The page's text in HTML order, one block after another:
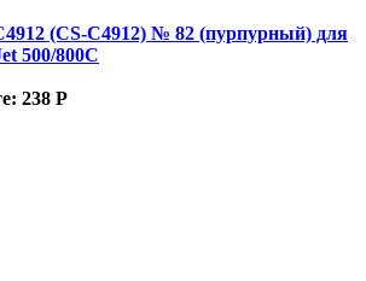
(CS-C4912) № 82 (пурпурный) для
500/800C
238 Р